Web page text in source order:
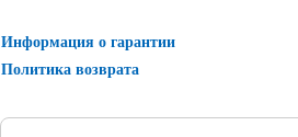
Информация о гарантии
Политика возврата